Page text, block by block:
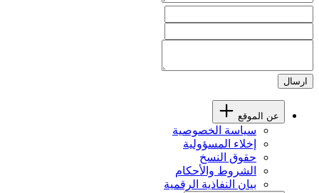
ارسال
عن الموقع
سياسة الخصوصية
إخلاء المسؤولية
حقوق النسخ
الشروط والأحكام
بيان النفاذية الرقمية